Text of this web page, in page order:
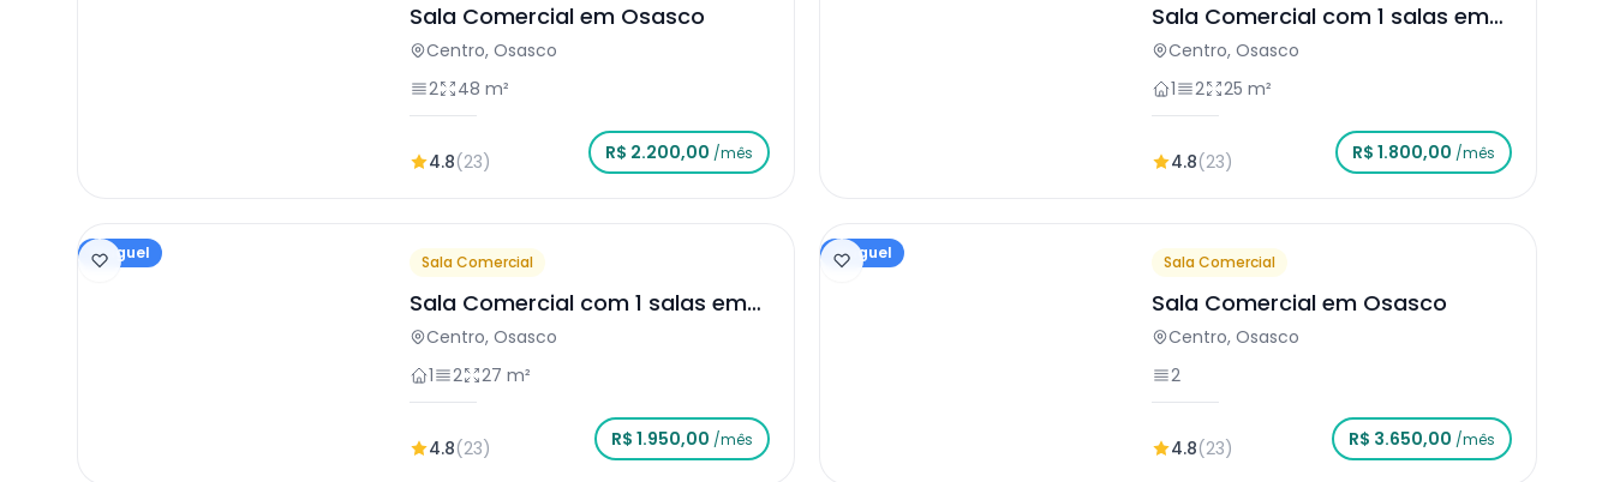
Sala Comercial em Osasco
Centro, Osasco
2
48 m²
4.8(23) R$ 2.200,00 /mês
Sala Comercial com 1 salas em
Osasco
Centro, Osasco
1
2 25 m²
4.8(23) R$ 1.800,00 /mês
Aluguel Sala Comercial
Sala Comercial com 1 salas em
Osasco
Centro, Osasco
1
2 27 m²
4.8(23) R$ 1.950,00 /mês
Aluguel Sala Comercial
Sala Comercial em Osasco
Centro, Osasco
2
4.8(23) R$ 3.650,00 /mês